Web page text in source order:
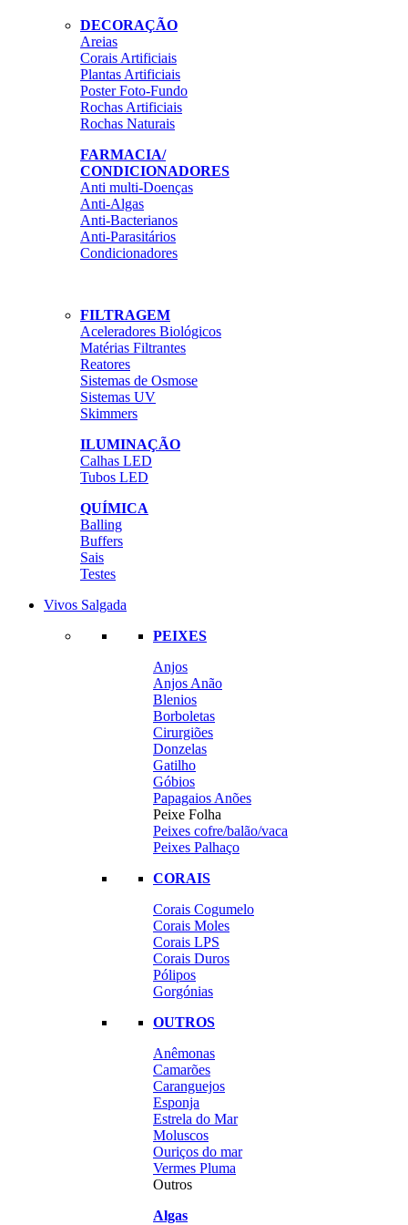
DECORAÇÃO
Areias
Corais Artificiais
Plantas Artificiais
Poster Foto-Fundo
Rochas Artificiais
Rochas Naturais
FARMACIA/
CONDICIONADORES
Anti multi-Doenças
Anti-Algas
Anti-Bacterianos
Anti-Parasitários
Condicionadores
FILTRAGEM
Aceleradores Biológicos
Matérias Filtrantes
Reatores
Sistemas de Osmose
Sistemas UV
Skimmers
ILUMINAÇÃO
Calhas LED
Tubos LED
QUÍMICA
Balling
Buffers
Sais
Testes
Vivos Salgada
PEIXES
Anjos
Anjos Anão
Blenios
Borboletas
Cirurgiões
Donzelas
Gatilho
Góbios
Papagaios Anões
Peixe Folha
Peixes cofre/balão/vaca
Peixes Palhaço
CORAIS
Corais Cogumelo
Corais Moles
Corais LPS
Corais Duros
Pólipos
Gorgónias
OUTROS
Anêmonas
Camarões
Caranguejos
Esponja
Estrela do Mar
Moluscos
Ouriços do mar
Vermes Pluma
Outros
Algas